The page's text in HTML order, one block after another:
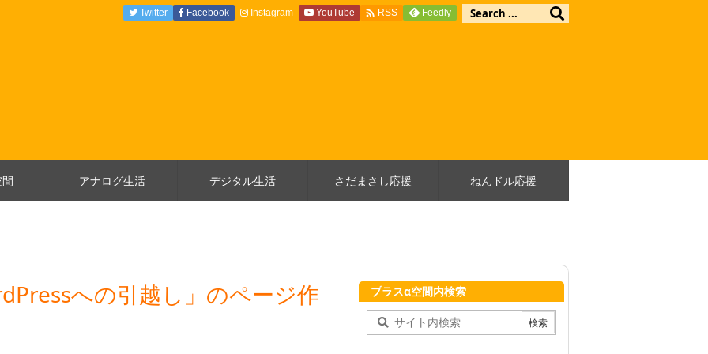
アナログ生活 デジタル生活 さだまさし応援 ねんドル応援
Twitter Facebook Instagram YouTube  RSS Feedly
への引越し」のページ作 プラスα空間内検索